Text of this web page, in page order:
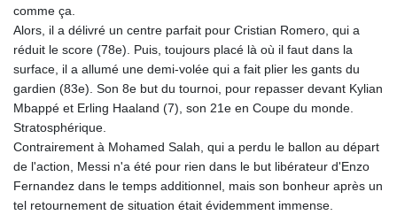
comme ça.
Alors, il a délivré un centre parfait pour Cristian Romero, qui a
réduit le score (78e). Puis, toujours placé là où il faut dans la
surface, il a allumé une demi-volée qui a fait plier les gants du
gardien (83e). Son 8e but du tournoi, pour repasser devant Kylian
Mbappé et Erling Haaland (7), son 21e en Coupe du monde.
Stratosphérique.
Contrairement à Mohamed Salah, qui a perdu le ballon au départ
de l'action, Messi n'a été pour rien dans le but libérateur d'Enzo
Fernandez dans le temps additionnel, mais son bonheur après un
tel retournement de situation était évidemment immense.